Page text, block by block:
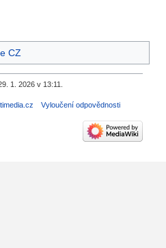
CZ
1. 2026 v 13:11.
Vyloučení odpovědnosti